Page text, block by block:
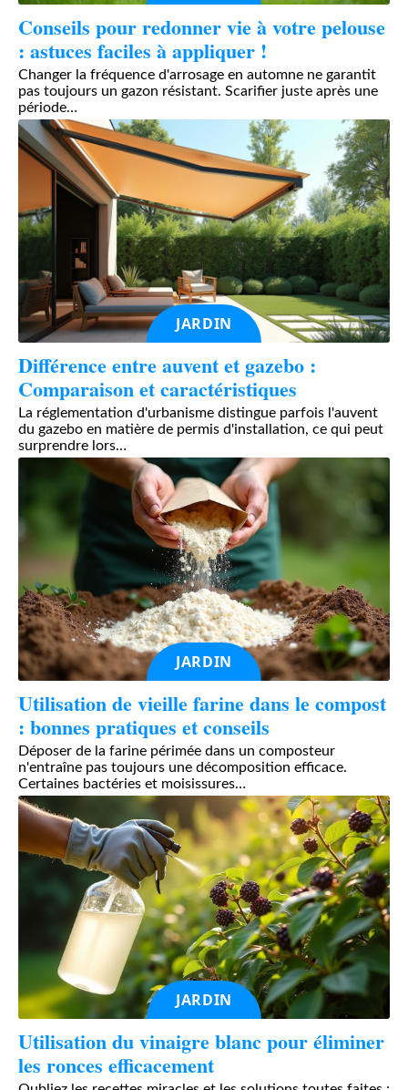
Conseils pour redonner vie à votre pelouse
: astuces faciles à appliquer !
Changer la fréquence d'arrosage en automne ne garantit
pas toujours un gazon résistant. Scarifier juste après une
période…
JARDIN
Différence entre auvent et gazebo :
Comparaison et caractéristiques
La réglementation d'urbanisme distingue parfois l'auvent
du gazebo en matière de permis d'installation, ce qui peut
surprendre lors…
JARDIN
Utilisation de vieille farine dans le compost
: bonnes pratiques et conseils
Déposer de la farine périmée dans un composteur
n'entraîne pas toujours une décomposition efficace.
Certaines bactéries et moisissures…
JARDIN
Utilisation du vinaigre blanc pour éliminer
les ronces efficacement